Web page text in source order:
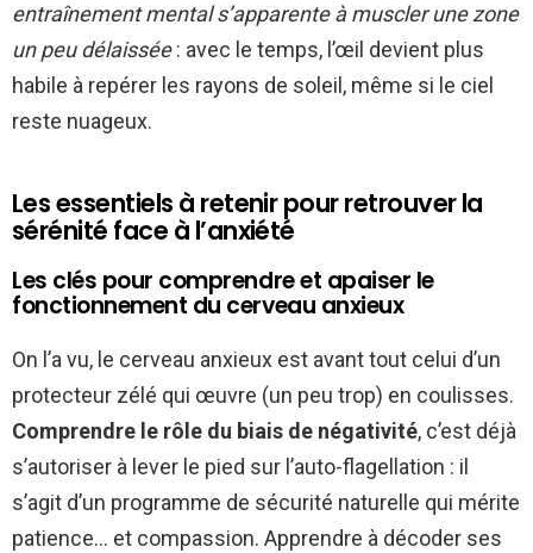
entraînement mental s’apparente à muscler une zone
un peu délaissée: avec le temps, l’œil devient plus
habile à repérer les rayons de soleil, même si le ciel
reste nuageux.
Les essentiels à retenir pour retrouver la
sérénité face à l’anxiété
Les clés pour comprendre et apaiser le
fonctionnement du cerveau anxieux
On l’a vu, le cerveau anxieux est avant tout celui d’un
protecteur zélé qui œuvre (un peu trop) en coulisses.
Comprendre le rôle du biais de négativité, c’est déjà
s’autoriser à lever le pied sur l’auto-flagellation : il
s’agit d’un programme de sécurité naturelle qui mérite
patience… et compassion. Apprendre à décoder ses